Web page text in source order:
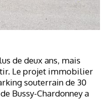
de deux ans, mais
Le projet immobilier
souterrain de 30
Bussy-Chardonney a